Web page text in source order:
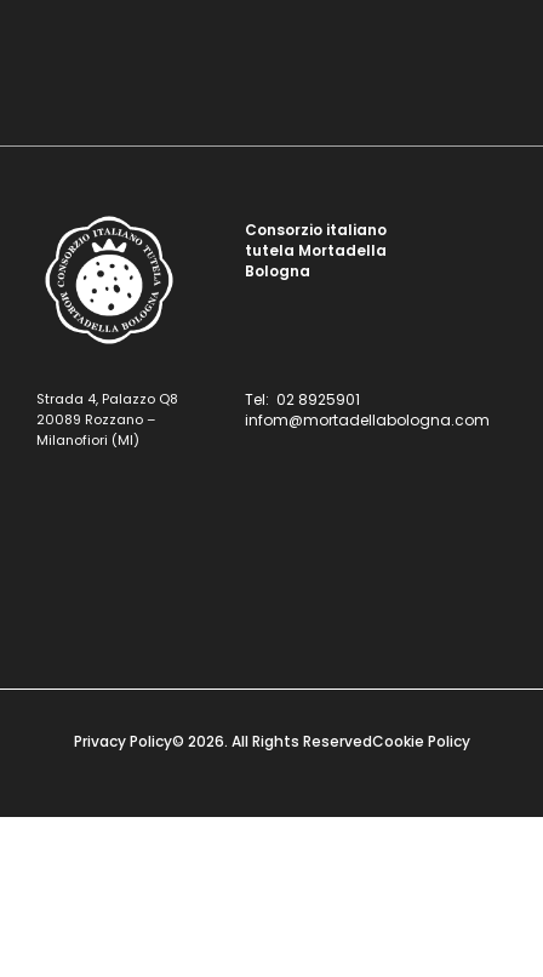
Consorzio italiano
tutela Mortadella
Bologna
Strada 4, Palazzo Q8
20089 Rozzano –
Milanofiori (MI)
Tel: 02 8925901
infom@mortadellabologna.com
Privacy Policy© 2026. All Rights ReservedCookie Policy